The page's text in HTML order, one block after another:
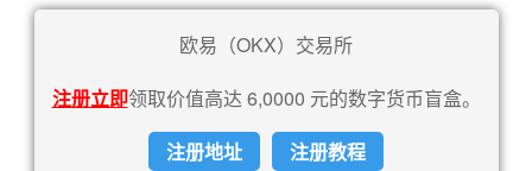
欧易（OKX）交易所
注册立即领取价值高达 6,0000 元的数字货币盲盒。
注册地址
注册教程